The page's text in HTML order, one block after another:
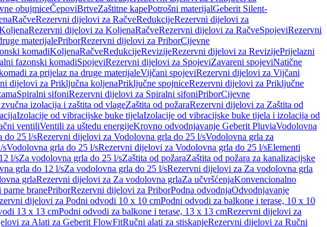
obujmiceČepoviBrtveZaštitne kapePotrošni materijalGeberit Silent-
RačveRezervni dijelovi za RačveRedukcijeRezervni dijelovi za
Rezervni dijelovi za KoljenaRačveRezervni dijelovi za RačveSpojeviRezervni
materijalePriborRezervni dijelovi za PriborCijevne
komadiKoljenaRačveRedukcijeRevizijeRezervni dijelovi za RevizijePrijelazni
fazonski komadiSpojeviRezervni dijelovi za SpojeviZavareni spojeviNatične
za prijelaz na druge materijaleVijčani spojeviRezervni dijelovi za Vijčani
dijelovi za Priključna koljenaPriključne spojniceRezervni dijelovi za Priključne
Spiralni sifoniRezervni dijelovi za Spiralni sifoniPriborCijevne
izolacija i zaštita od vlageZaštita od požaraRezervni dijelovi za Zaštita od
Izolacije od vibracijske buke tijelaIzolacije od vibracijske buke tijela i izolacija od
ventiliVentili za uštedu energijeKrovno odvodnjavanje Geberit PluviaVodolovna
do 25 l/sRezervni dijelovi za Vodolovna grla do 25 l/sVodolovna grla za
sVodolovna grla do 25 l/sRezervni dijelovi za Vodolovna grla do 25 l/sElementi
l/sZa vodolovna grla do 25 l/sZaštita od požaraZaštita od požara za kanalizacijske
grla do 12 l/sZa vodolovna grla do 25 l/sRezervni dijelovi za Za vodolovna grla
grlaRezervni dijelovi za Za vodolovna grlaZa učvršćenjaKonvencionalno
branePriborRezervni dijelovi za PriborPodna odvodnjaOdvodnjavanje
dijelovi za Podni odvodi 10 x 10 cmPodni odvodi za balkone i terase, 10 x 10
13 x 13 cmPodni odvodi za balkone i terase, 13 x 13 cmRezervni dijelovi za
za Alati za Geberit FlowFitRučni alati za stiskanjeRezervni dijelovi za Ručni